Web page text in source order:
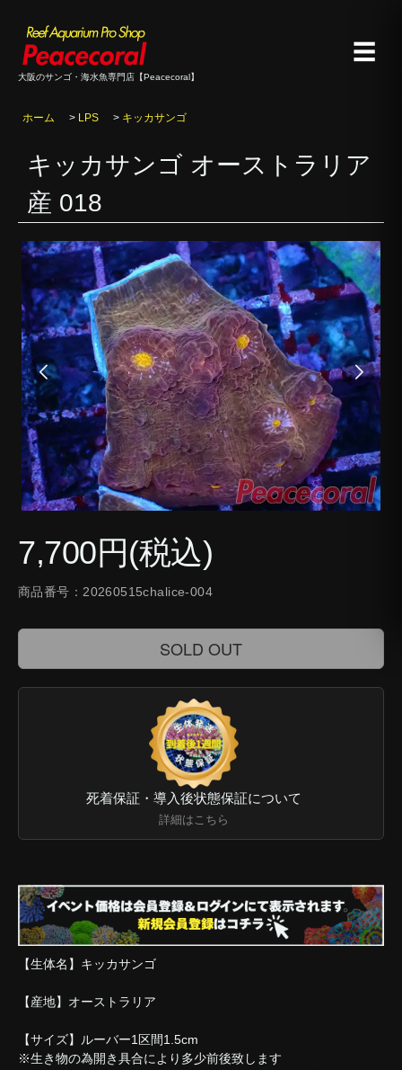
大阪のサンゴ・海水魚専門店【Peacecoral】
☰
ホーム > LPS > キッカサンゴ
キッカサンゴ オーストラリア
産 018
7,700円(税込)
商品番号：20260515chalice-004
SOLD OUT
死着保証・導入後状態保証について
詳細はこちら
【生体名】キッカサンゴ
【産地】オーストラリア
【サイズ】ルーバー1区間1.5cm
※生き物の為開き具合により多少前後致します